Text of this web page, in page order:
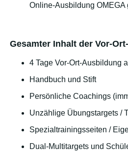
Online-Ausbildung OMEGA
Gesamter Inhalt der Vor-
4 Tage Vor-Ort-Ausbildung
Handbuch und Stift
Persönliche Coachings
Unzählige Übungstargets /
Spezialtrainingsseiten /
Dual-Multitargets und